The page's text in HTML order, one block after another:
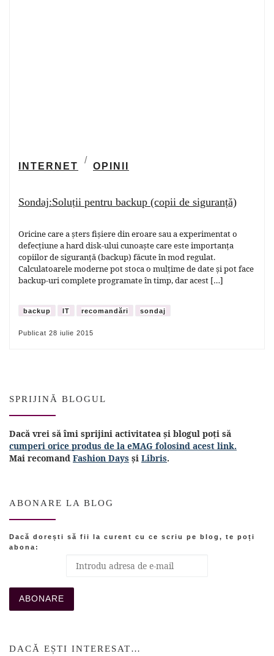
INTERNET OPINII
Sondaj:Soluții pentru backup (copii de siguranță)
Oricine care a șters fișiere din eroare sau a experimentat o
defecțiune a hard disk-ului cunoaște care este importanța
copiilor de siguranță (backup) făcute în mod regulat.
Calculatoarele moderne pot stoca o mulțime de date și pot face
backup-uri complete programate în timp, dar acest […]
backup IT recomandări sondaj
Publicat 28 iulie 2015
SPRIJINĂ BLOGUL
Dacă vrei să îmi sprijini activitatea și blogul poți să
cumperi orice produs de la eMAG folosind acest link.
Mai recomand Fashion Days și Libris.
ABONARE LA BLOG
Dacă dorești să fii la curent cu ce scriu pe blog, te poți
abona:
DACĂ EȘTI INTERESAT…